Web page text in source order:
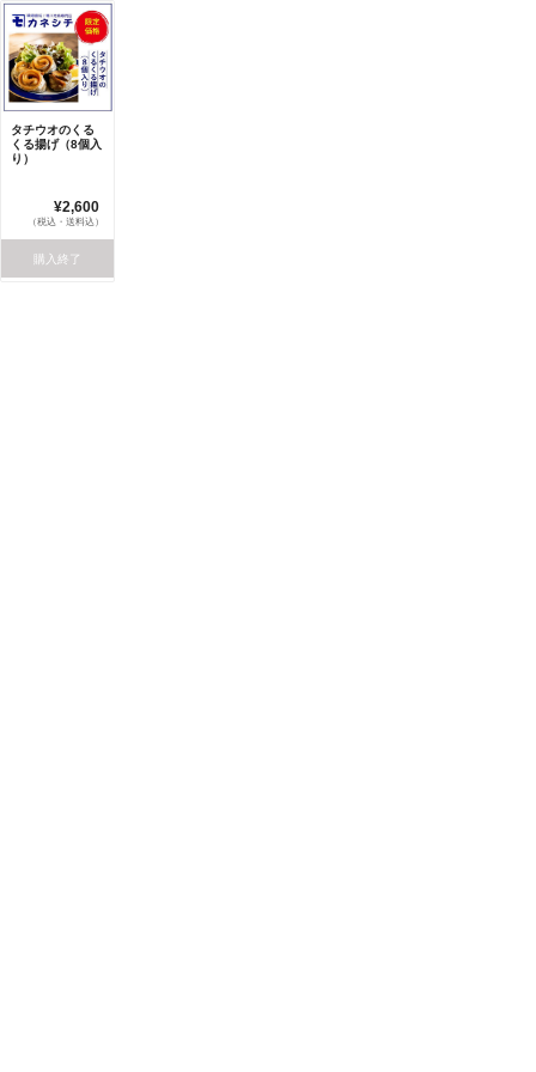
タチウオのくる
くる揚げ（8個入
り）
¥2,600
（税込・送料込）
購入終了